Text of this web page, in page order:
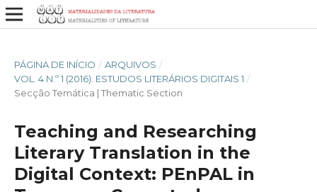
PÁGINA DE INÍCIO / ARQUIVOS /
VOL. 4 N.º 1 (2016): ESTUDOS LITERÁRIOS DIGITAIS 1 /
Secção Temática | Thematic Section
Teaching and Researching
Literary Translation in the
Digital Context: PEnPAL in